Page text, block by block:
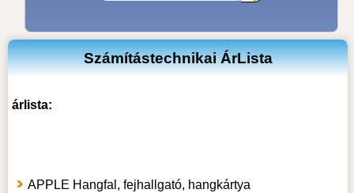
Számítástechnikai ÁrLista
árlista:
APPLE Hangfal, fejhallgató, hangkártya